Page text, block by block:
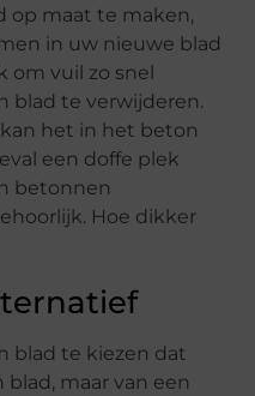
op maat te maken,
in uw nieuwe blad
om vuil zo snel
blad te verwijderen.
het in het beton
een doffe plek
betonnen
Hoe dikker
blad te kiezen dat
maar van een